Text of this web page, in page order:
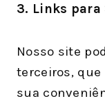
3. Links para
Nosso site
terceiros, que
sua